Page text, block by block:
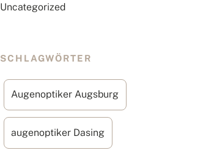
Uncategorized
SCHLAGWÖRTER
Augenoptiker Augsburg
augenoptiker Dasing